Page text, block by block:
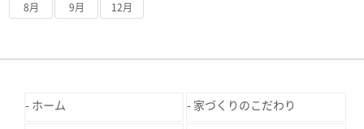
8月 9月 12月
ホーム 家づくりのこだわり